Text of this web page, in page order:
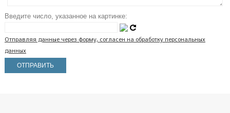
Введите число, указанное на картинке:
Отправляя данные через форму, согласен на обработку персональных
данных